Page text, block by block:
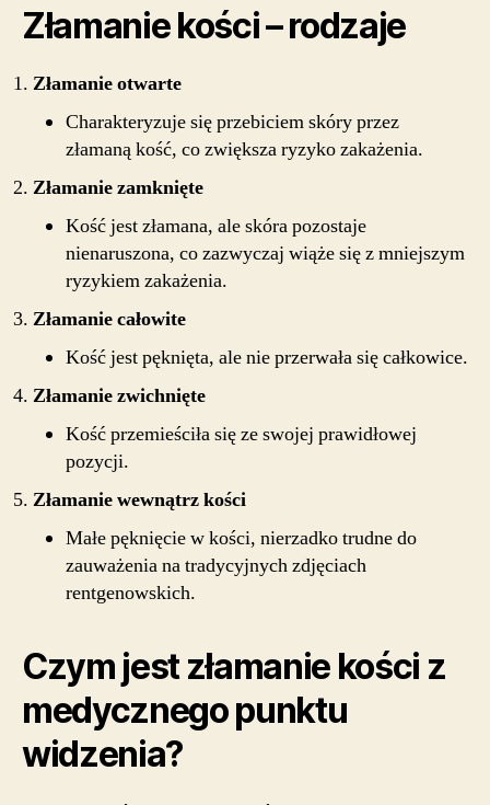
Złamanie kości – rodzaje
Złamanie otwarte
Charakteryzuje się przebiciem skóry przez
złamaną kość, co zwiększa ryzyko zakażenia.
Złamanie zamknięte
Kość jest złamana, ale skóra pozostaje
nienaruszona, co zazwyczaj wiąże się z mniejszym
ryzykiem zakażenia.
Złamanie całowite
Kość jest pęknięta, ale nie przerwała się całkowice.
Złamanie zwichnięte
Kość przemieściła się ze swojej prawidłowej
pozycji.
Złamanie wewnątrz kości
Małe pęknięcie w kości, nierzadko trudne do
zauważenia na tradycyjnych zdjęciach
rentgenowskich.
Czym jest złamanie kości z
medycznego punktu
widzenia?